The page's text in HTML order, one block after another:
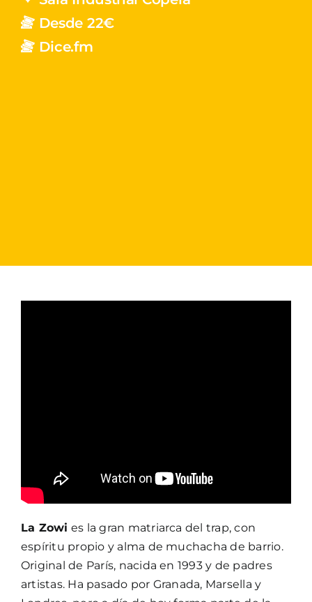
Desde 22€
Dice.fm
La Zowi es la gran matriarca del trap, con
espíritu propio y alma de muchacha de barrio.
Original de París, nacida en 1993 y de padres
artistas. Ha pasado por Granada, Marsella y